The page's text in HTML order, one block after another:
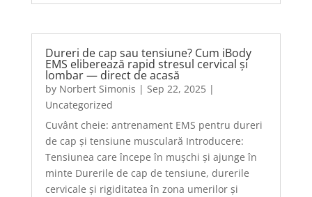
Dureri de cap sau tensiune? Cum iBody
EMS eliberează rapid stresul cervical și
lombar — direct de acasă
by Norbert Simonis | Sep 22, 2025|
Uncategorized
Cuvânt cheie: antrenament EMS pentru dureri
de cap și tensiune musculară Introducere:
Tensiunea care începe în mușchi și ajunge în
minte Durerile de cap de tensiune, durerile
cervicale și rigiditatea în zona umerilor și